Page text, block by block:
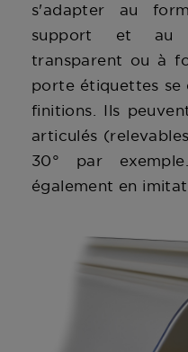
s'adapter au
support et au
transparent ou à
porte étiquettes se
finitions. Ils
articulés
30° par
également en